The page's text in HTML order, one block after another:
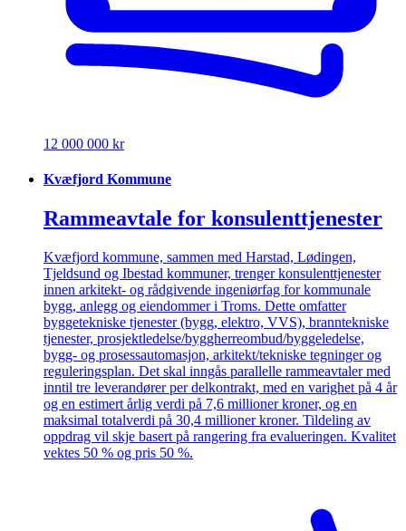
12 000 000 kr
Kvæfjord Kommune
Rammeavtale for konsulenttjenester
Kvæfjord kommune, sammen med Harstad, Lødingen,
Tjeldsund og Ibestad kommuner, trenger konsulenttjenester
innen arkitekt- og rådgivende ingeniørfag for kommunale
bygg, anlegg og eiendommer i Troms. Dette omfatter
byggetekniske tjenester (bygg, elektro, VVS), branntekniske
tjenester, prosjektledelse/byggherreombud/byggeledelse,
bygg- og prosessautomasjon, arkitekt/tekniske tegninger og
reguleringsplan. Det skal inngås parallelle rammeavtaler med
inntil tre leverandører per delkontrakt, med en varighet på 4 år
og en estimert årlig verdi på 7,6 millioner kroner, og en
maksimal totalverdi på 30,4 millioner kroner. Tildeling av
oppdrag vil skje basert på rangering fra evalueringen. Kvalitet
vektes 50 % og pris 50 %.